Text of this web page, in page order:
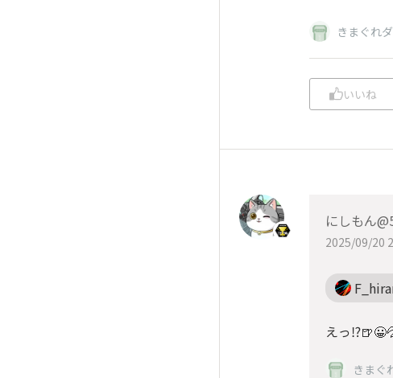
きまぐれ
いいね
にしもん
2025/09/20
えっ
きまぐ